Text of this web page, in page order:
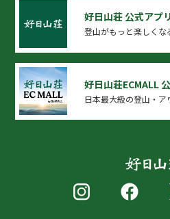
好日山荘 公式アプリ
登山がもっと楽しく
好日山荘ECMALL
日本最大級の登山・ア